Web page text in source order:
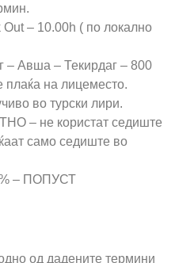
– 10.00h ( по локално
– Авша – Текирдаг – 800
плаќа на лицеместо.
во турски лири.
– не користат седиште
само седиште во
– ПОПУСТ
од дадените термини